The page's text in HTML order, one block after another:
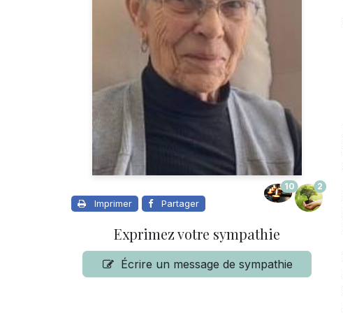
Imprimer Partager
10 2
Exprimez votre sympathie
Écrire un message de sympathie